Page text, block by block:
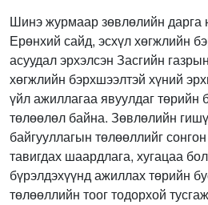
Шинэ журмаар зөвлөлийн дарга
Ерөнхий сайд, эсхүл хөгжлийн
асуудал эрхэлсэн Засгийн
хөгжлийн бэрхшээлтэй хүний
үйл ажиллагаа явуулдаг төрийн
төлөөлөл байна. Зөвлөлийн
байгууллагын төлөөллийг
тавигдах шаардлага, хугацаа
бүрэлдэхүүнд ажиллах төрийн
төлөөллийн тоог тодорхой